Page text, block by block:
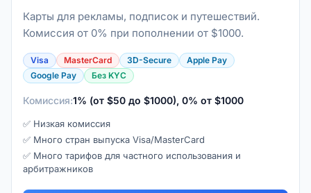
Карты для рекламы, подписок и путешествий.
Комиссия от 0% при пополнении от $1000.
Visa MasterCard 3D-Secure
Apple Pay
Google Pay
Без KYC
Комиссия:1% (от $50 до $1000), 0% от $1000
✅ Низкая комиссия
✅ Много стран выпуска Visa/MasterCard
✅ Много тарифов для частного использования и
арбитражников